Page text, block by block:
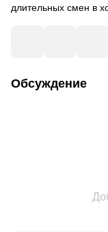
длительных смен в
Обсуждение